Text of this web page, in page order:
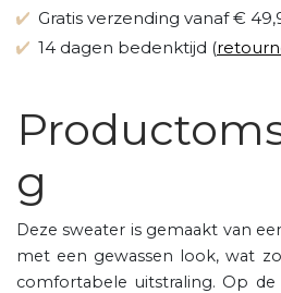
Gratis verzending vanaf €
14 dagen bedenktijd (
g
Deze sweater is gemaakt van
met een gewassen look, wat
comfortabele uitstraling. Op